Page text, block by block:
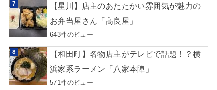
【星川】店主のあたたかい雰囲気が魅力の
お弁当屋さん「高良屋」
643件のビュー
【和田町】名物店主がテレビで話題！？横
浜家系ラーメン「八家本陣」
571件のビュー